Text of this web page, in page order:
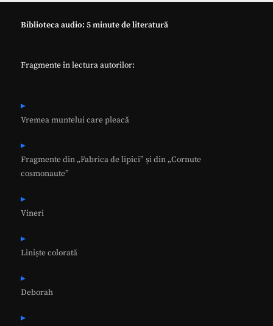
Biblioteca audio: 5 minute de literatură
Fragmente în lectura autorilor:
Vremea muntelui care pleacă
Fragmente din „Fabrica de lipici” și din „Cornute
cosmonaute”
Vineri
Liniște colorată
Deborah